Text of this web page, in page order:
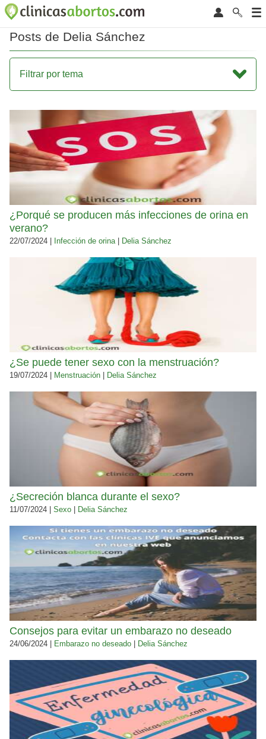
Posts de Delia Sánchez
Filtrar por tema
¿Porqué se producen más infecciones de orina en
verano?
22/07/2024 | Infección de orina Delia Sánchez
¿Se puede tener sexo con la menstruación?
19/07/2024 | Menstruación Delia Sánchez
¿Secreción blanca durante el sexo?
11/07/2024 | Sexo Delia Sánchez
Consejos para evitar un embarazo no deseado
24/06/2024 | Embarazo no deseado Delia Sánchez